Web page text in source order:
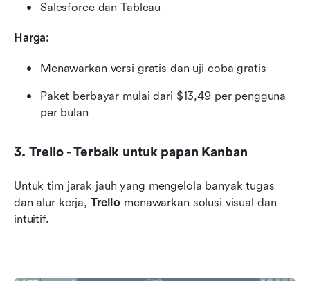
Salesforce dan Tableau
Harga:
Menawarkan versi gratis dan uji coba gratis
Paket berbayar mulai dari $13,49 per pengguna
per bulan
3. Trello - Terbaik untuk papan Kanban
Untuk tim jarak jauh yang mengelola banyak tugas
dan alur kerja, Trello menawarkan solusi visual dan
intuitif.